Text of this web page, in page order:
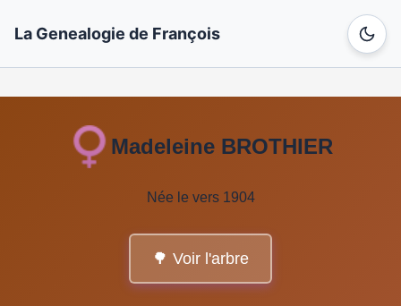
La Genealogie de François
Madeleine BROTHIER
Née le vers 1904
🌳 Voir l'arbre